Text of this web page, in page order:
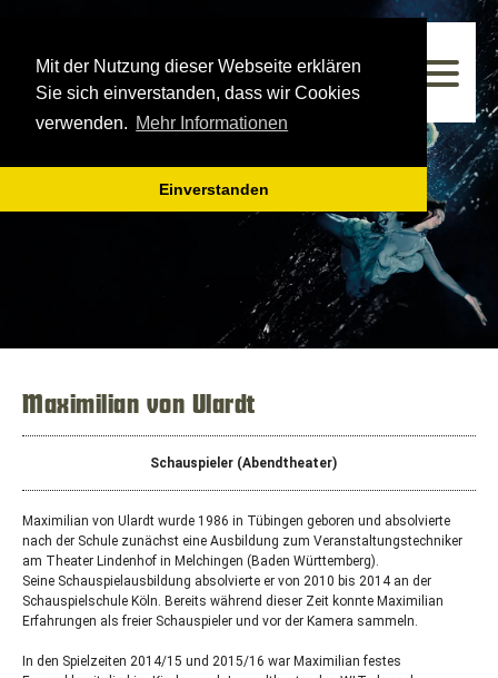
Mit der Nutzung dieser Webseite erklären
Sie sich einverstanden, dass wir Cookies
verwenden. Mehr Informationen
Einverstanden
Westfälisches Landestheater
Spielzeit 2025/2026
Maximilian von Ulardt
Schauspieler (Abendtheater)
Maximilian von Ulardt wurde 1986 in Tübingen geboren und absolvierte
nach der Schule zunächst eine Ausbildung zum Veranstaltungstechniker
am Theater Lindenhof in Melchingen (Baden Württemberg).
Seine Schauspielausbildung absolvierte er von 2010 bis 2014 an der
Schauspielschule Köln. Bereits während dieser Zeit konnte Maximilian
Erfahrungen als freier Schauspieler und vor der Kamera sammeln.
In den Spielzeiten 2014/15 und 2015/16 war Maximilian festes